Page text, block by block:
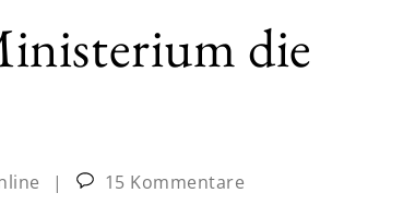
die
|
15 Kommentare